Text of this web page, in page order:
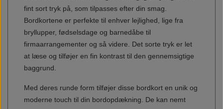
fint sort tryk på, som tilpasses efter din smag.
Bordkortene er perfekte til enhver lejlighed, lige fra
bryllupper, fødselsdage og barnedåbe til
firmaarrangementer og så videre. Det sorte tryk er let
at læse og tilføjer en fin kontrast til den gennemsigtige
baggrund.
Med deres runde form tilføjer disse bordkort en unik og
moderne touch til din bordopdækning. De kan nemt